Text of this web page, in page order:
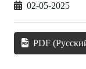
02-05-2025
PDF